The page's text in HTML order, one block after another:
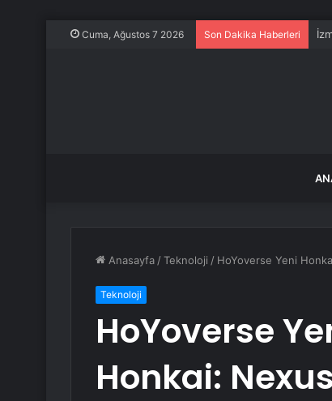
Cuma, Ağustos 7 2026 Son Dakika Haberleri
Anasayfa /Teknoloji / HoYoverse Yeni
Teknoloji
HoYoverse
Honkai: